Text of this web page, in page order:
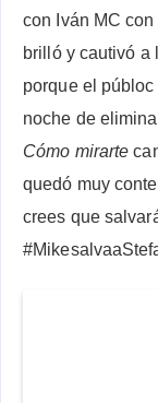
con Iván MC con
brilló y cautivó a
porque el
noche de
Cómo mirarte
quedó muy
crees que